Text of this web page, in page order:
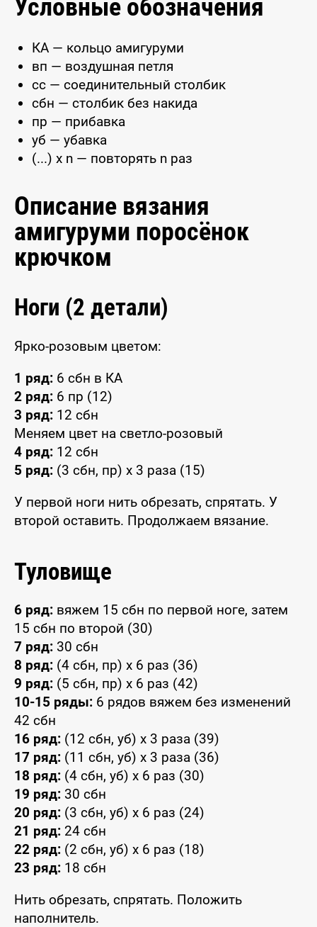
Условные обозначения
КА — кольцо амигуруми
вп — воздушная петля
сс — соединительный столбик
сбн — столбик без накида
пр — прибавка
уб — убавка
(...) x n — повторять n раз
Описание вязания
амигуруми поросёнок
крючком
Ноги (2 детали)
Ярко-розовым цветом:
1 ряд: 6 сбн в КА
2 ряд: 6 пр (12)
3 ряд: 12 сбн
Меняем цвет на светло-розовый
4 ряд: 12 сбн
5 ряд: (3 сбн, пр) x 3 раза (15)
У первой ноги нить обрезать, спрятать. У
второй оставить. Продолжаем вязание.
Туловище
6 ряд: вяжем 15 сбн по первой ноге, затем
15 сбн по второй (30)
7 ряд: 30 сбн
8 ряд: (4 сбн, пр) x 6 раз (36)
9 ряд: (5 сбн, пр) x 6 раз (42)
10-15 ряды: 6 рядов вяжем без изменений
42 сбн
16 ряд: (12 сбн, уб) x 3 раза (39)
17 ряд: (11 сбн, уб) x 3 раза (36)
18 ряд: (4 сбн, уб) x 6 раз (30)
19 ряд: 30 сбн
20 ряд: (3 сбн, уб) x 6 раз (24)
21 ряд: 24 сбн
22 ряд: (2 сбн, уб) x 6 раз (18)
23 ряд: 18 сбн
Нить обрезать, спрятать. Положить
наполнитель.